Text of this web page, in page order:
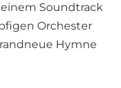
Soundtrack
Orchester
Hymne